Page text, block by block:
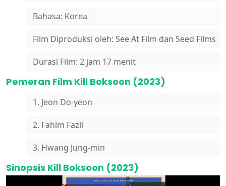
Bahasa: Korea
Film Diproduksi oleh: See At Film dan Seed Films
Durasi Film: 2 jam 17 menit
Pemeran Film Kill Boksoon (2023)
1. Jeon Do-yeon
2. Fahim Fazli
3. Hwang Jung-min
Sinopsis Kill Boksoon (2023)